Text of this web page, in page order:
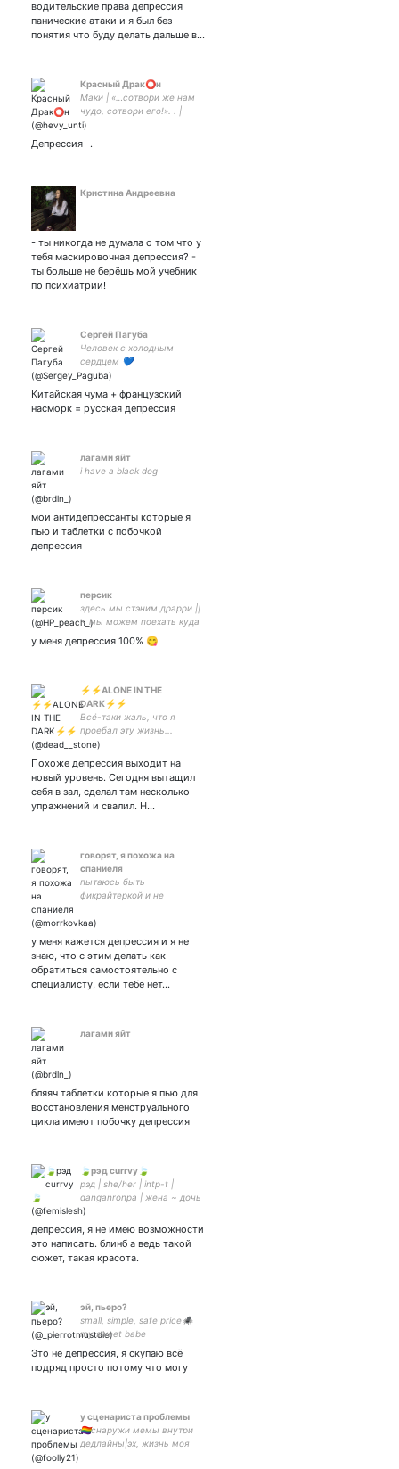
водительские права депрессия
панические атаки и я был без
понятия что буду делать дальше в…
Красный Драк⭕️н
Маки | «…сотвори же нам
чудо, сотвори его!». . |
кудесник | долбаный
| WalkingDead | SallyFace |
Депрессия -.-
Кристина Андреевна
- ты никогда не думала о том что у
тебя маскировочная депрессия? -
ты больше не берёшь мой учебник
по психиатрии!
Сергей Пагуба
Человек с холодным
сердцем 💙
Китайская чума + французский
насморк = русская депрессия
лагами яйт
i have a black dog
мои антидепрессанты которые я
пью и таблетки с побочкой
депрессия
персик
здесь мы стэним драрри ||
~ мы можем поехать куда
угодно ~ | ничего
интересного тут не будет//
у меня депрессия 100% 😋
⚡⚡ALONE IN THE
DARK⚡⚡
Всё-таки жаль, что я
проебал эту жизнь...
Похоже депрессия выходит на
новый уровень. Сегодня вытащил
себя в зал, сделал там несколько
упражнений и свалил. Н…
говорят, я похожа на
спаниеля
пытаюсь быть
фикрайтеркой и не
🏳️‍🌈🤫 /а еще,
тик ток, там эстетично!!⬇️
🥺
у меня кажется депрессия и я не
знаю, что с этим делать как
обратиться самостоятельно с
специалисту, если тебе нет…
лагами яйт
бляяч таблетки которые я пью для
восстановления менструального
цикла имеют побочку депрессия
🍃рэд currvy🍃
рэд | she/her | intp-t |
danganronpa | жена ~ дочь
~ сестра |
лидерка секты харурум |
юп ThrotteleE |
депрессия, я не имею возможности
это написать. блинб а ведь такой
сюжет, такая красота.
эй, пьеро?
small, simple, safe price🕷
my sweet babe
суицидальная закрытка
Это не депрессия, я скупаю всё
подряд просто потому что могу
у сценариста проблемы
🏳️‍🌈снаружи мемы внутри
дедлайны|эх, жизнь моя